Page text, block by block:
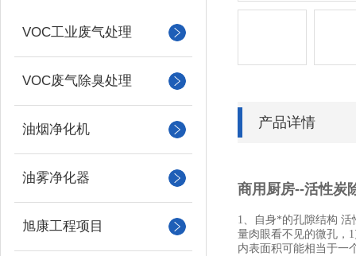
VOC工业废气处理
VOC废气除臭处理
油烟净化机
油雾净化器
旭康工程项目
产品详情
商用厨房--活性炭
1、自身*的孔隙结构
量肉眼看不见的微孔，1
内表面积可能相当于一